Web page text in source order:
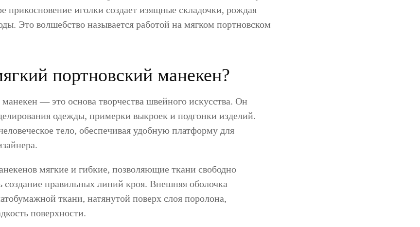
прикосновение иголки создает изящные складочки, рождая
Это волшебство называется работой на мягком портновском
портновский манекен?
— это основа творчества швейного искусства. Он
одежды, примерки выкроек и подгонки изделий.
тело, обеспечивая удобную платформу для
мягкие и гибкие, позволяющие ткани свободно
создание правильных линий кроя. Внешняя оболочка
ткани, натянутой поверх слоя поролона,
поверхности.